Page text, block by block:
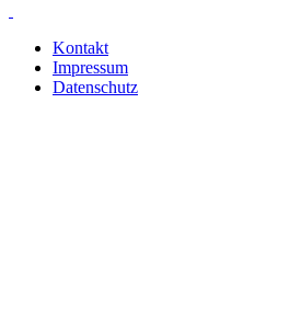
Kontakt
Impressum
Datenschutz